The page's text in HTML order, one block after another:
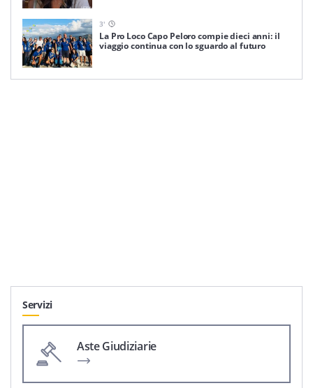
3'
La Pro Loco Capo Peloro compie dieci anni: il
viaggio continua con lo sguardo al futuro
Servizi
Aste Giudiziarie